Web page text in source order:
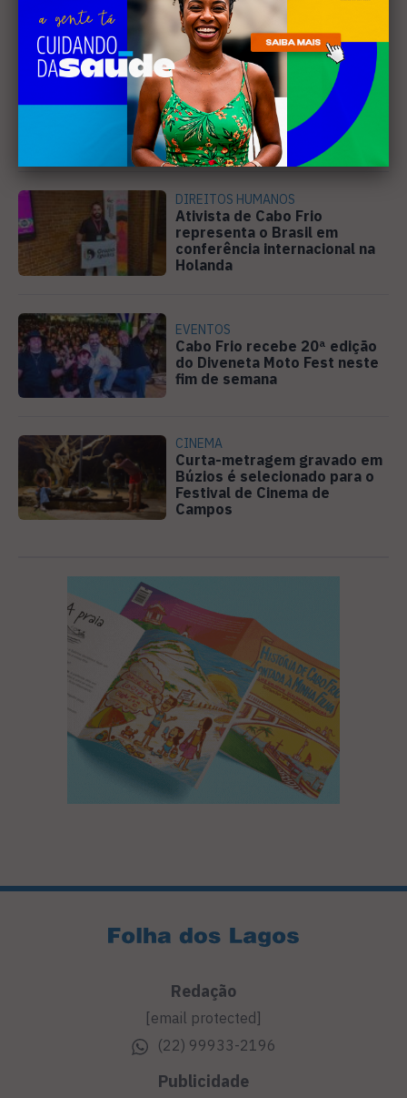
Leia Também
SANEAMENTO
Câmara de Búzios aprova
audiência pública para
discutir atuação e serviços
da Prolagos
DIREITOS HUMANOS
Ativista de Cabo Frio
representa o Brasil em
conferência internacional na
Holanda
EVENTOS
Cabo Frio recebe 20ª edição
do Diveneta Moto Fest neste
fim de semana
CINEMA
Curta-metragem gravado em
Búzios é selecionado para o
Festival de Cinema de
Campos
Redação
[email protected]
(22) 99933-2196
Publicidade